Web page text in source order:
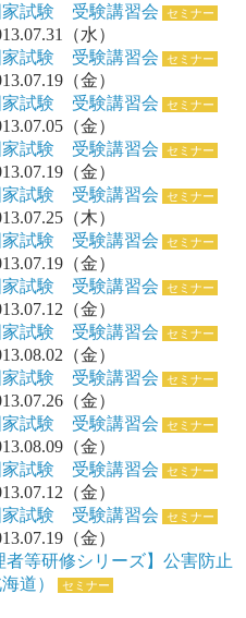
家試験 受験講習会 セミナー
（水）
家試験 受験講習会 セミナー
（金）
家試験 受験講習会 セミナー
（金）
家試験 受験講習会 セミナー
（金）
家試験 受験講習会 セミナー
（木）
家試験 受験講習会 セミナー
（金）
家試験 受験講習会 セミナー
（金）
家試験 受験講習会 セミナー
（金）
家試験 受験講習会 セミナー
（金）
家試験 受験講習会 セミナー
（金）
家試験 受験講習会 セミナー
（金）
家試験 受験講習会 セミナー
（金）
者等研修シリーズ】公害防止
道）
セミナー